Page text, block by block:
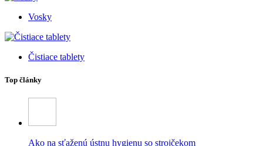
Vosky
Čistiace tablety
Top články
Ako na sťaženú ústnu hygienu so strojčekom